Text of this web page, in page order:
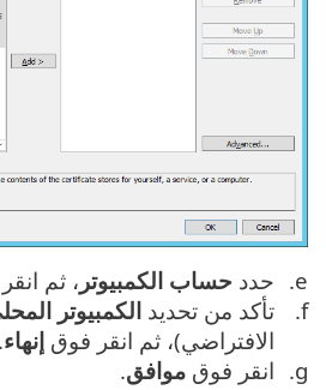
حدد حساب الكمبيوتر ، ثم
تأكد من تحديد الكمبيوتر
الافتراضي)، ثم انقر فوق إنهاء.
انقر فوق ‎ موافق.